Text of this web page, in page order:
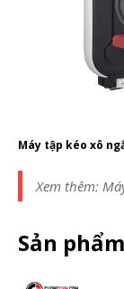
Máy tập kéo xô
Xem thêm:
Sản